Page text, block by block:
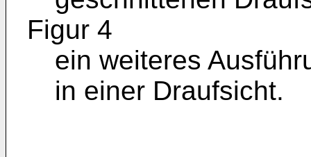
Figur 4
ein weiteres
in einer Draufsicht.